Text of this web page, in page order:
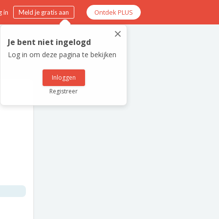
in Meld je gratis aan Ontdek PLUS
×
Je bent niet ingelogd
Log in om deze pagina te bekijken
Inloggen
Registreer